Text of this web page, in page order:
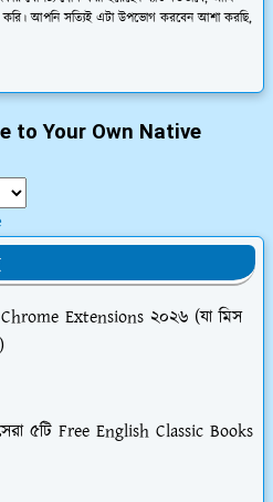
আপনি সত্যিই এটা উপভোগ করবেন আশা করছি,
to Your Own Native
Extensions ২০২৬ (যা মিস
৫টি Free English Classic Books